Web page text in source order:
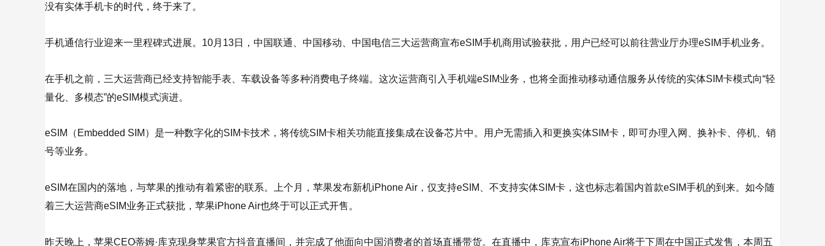
没有实体手机卡的时代，终于来了。
手机通信行业迎来一里程碑式进展。10月13日，中国联通、中国移动、中国电信三大运营商宣布eSIM手机商用试验获批，用户已经可以前往营业厅办理eSIM手机业务。
在手机之前，三大运营商已经支持智能手表、车载设备等多种消费电子终端。这次运营商引入手机端eSIM业务，也将全面推动移动通信服务从传统的实体SIM卡模式向“轻
量化、多模态”的eSIM模式演进。
eSIM（Embedded SIM）是一种数字化的SIM卡技术，将传统SIM卡相关功能直接集成在设备芯片中。用户无需插入和更换实体SIM卡，即可办理入网、换补卡、停机、销
号等业务。
eSIM在国内的落地，与苹果的推动有着紧密的联系。上个月，苹果发布新机iPhone Air，仅支持eSIM、不支持实体SIM卡，这也标志着国内首款eSIM手机的到来。如今随
着三大运营商eSIM业务正式获批，苹果iPhone Air也终于可以正式开售。
昨天晚上，苹果CEO蒂姆·库克现身苹果官方抖音直播间，并完成了他面向中国消费者的首场直播带货。在直播中，库克宣布iPhone Air将于下周在中国正式发售，本周五